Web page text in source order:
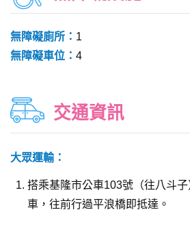
無障礙廁所： 1
無障礙車位： 4
交通資訊
大眾運輸：
搭乘基隆市公車103號（往八斗
車，往前行過平浪橋即抵達。